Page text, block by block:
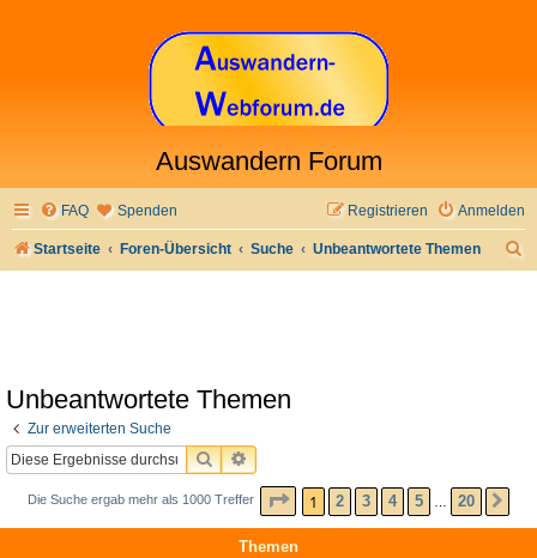
Auswandern Forum
FAQ Spenden Anmelden
Registrieren
Startseite Foren-Übersicht Suche Unbeantwortete Themen
Unbeantwortete Themen
Zur erweiterten Suche
SUCHEERWEITERTE SUCHE
Die Suche ergab mehr als 1000 Treffer SEITE1 VON20
1 2 3 4 5 20
Themen